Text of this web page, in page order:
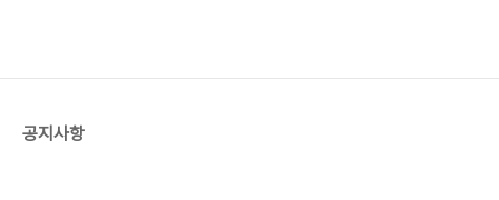
공지사항